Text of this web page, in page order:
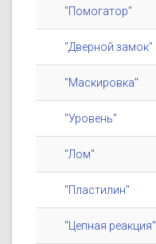
"Помогатор"
"Дверной замок"
"Маскировка"
"Уровень"
"Лом"
"Пластилин"
"Цепная реакция"